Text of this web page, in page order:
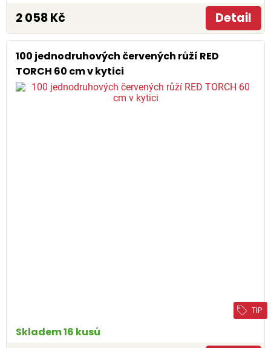
2 058 Kč Detail
100 jednodruhových červených růží RED
TORCH 60 cm v kytici
TIP
Skladem 16 kusů